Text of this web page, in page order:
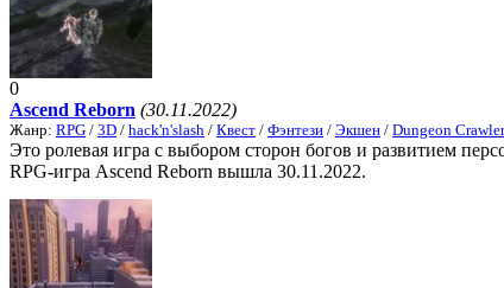
0
Ascend Reborn (30.11.2022)
Жанр: RPG / 3D / hack'n'slash / Квест / Фэнтези / Экшен / Dungeon Crawler
Это ролевая игра с выбором сторон богов и развитием
RPG-игра Ascend Reborn вышла 30.11.2022.